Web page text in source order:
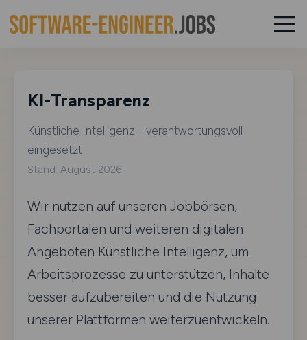
KI-Transparenz
Künstliche Intelligenz – verantwortungsvoll
eingesetzt
Stand: August 2026
Wir nutzen auf unseren Jobbörsen,
Fachportalen und weiteren digitalen
Angeboten Künstliche Intelligenz, um
Arbeitsprozesse zu unterstützen, Inhalte
besser aufzubereiten und die Nutzung
unserer Plattformen weiterzuentwickeln.